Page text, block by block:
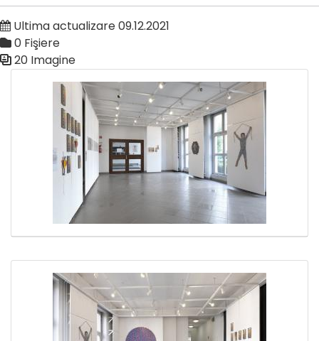
Ultima actualizare 09.12.2021
0 Fişiere
20 Imagine